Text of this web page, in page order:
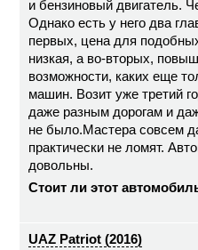
и бензиновый двигатель.
Однако есть у него два
первых, цена для
низкая, а во-вторых,
возможности, каких еще
машин. Возит уже третий
даже разным дорогам и
не было.Мастера совсем
практически не ломят.
довольны.
Стоит ли этот
UAZ Patriot (2016)